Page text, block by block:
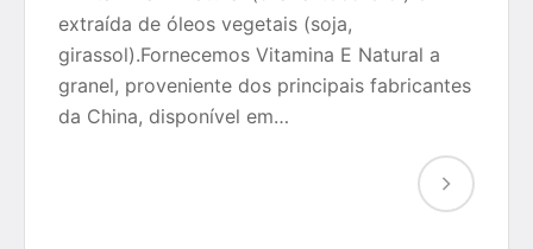
extraída de óleos vegetais (soja,
girassol).Fornecemos Vitamina E Natural a
granel, proveniente dos principais fabricantes
da China, disponível em…